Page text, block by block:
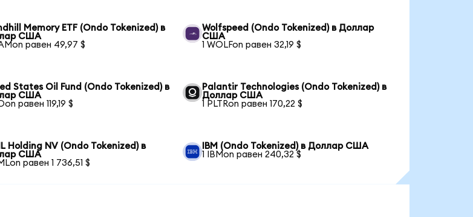
Memory ETF (Ondo Tokenized) в
США
равен 49,97 $
Wolfspeed (Ondo Tokenized) в Доллар
США
1 WOLFon равен 32,19 $
States Oil Fund (Ondo Tokenized) в
США
равен 119,19 $
Palantir Technologies (Ondo Tokenized) в
Доллар США
1 PLTRon равен 170,22 $
Holding NV (Ondo Tokenized) в
США
равен 1 736,51 $
IBM (Ondo Tokenized) в Доллар США
1 IBMon равен 240,32 $